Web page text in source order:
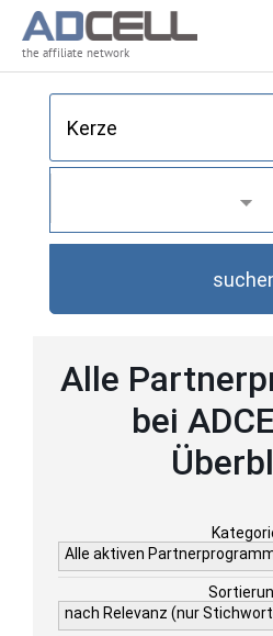
the affiliate network
Alle
bei
Alle aktiven
nach Relevanz (nur